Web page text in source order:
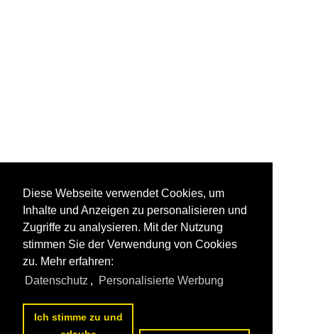
Diese Webseite verwendet Cookies, um
Inhalte und Anzeigen zu personalisieren und
Zugriffe zu analysieren. Mit der Nutzung
stimmen Sie der Verwendung von Cookies
zu. Mehr erfahren:
Datenschutz , Personalisierte Werbung
Ich stimme zu und